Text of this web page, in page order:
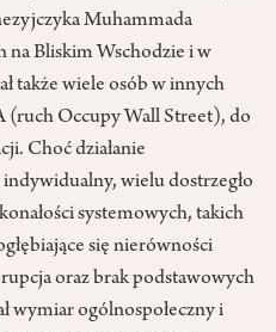
Muhammada
na Bliskim Wschodzie i w
także wiele osób w innych
(ruch Occupy Wall Street), do
Choć działanie
wielu dostrzegło
systemowych, takich
się nierówności
oraz brak podstawowych
wymiar ogólnospołeczny i